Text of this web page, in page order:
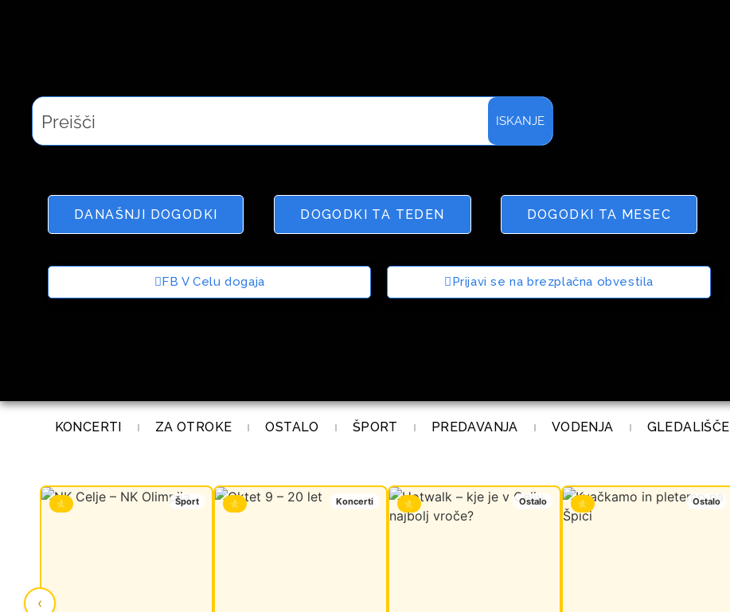
ISKANJE
DANAŠNJI DOGODKI DOGODKI TA TEDEN DOGODKI TA MESEC
FB V Celu dogaja Prijavi se na brezplačna obvestila
KONCERTI ZA OTROKE OSTALO ŠPORT PREDAVANJA VODENJA GLEDALIŠČE
‹
⭐ Šport ⭐ Koncerti ⭐ Ostalo ⭐ Ostalo